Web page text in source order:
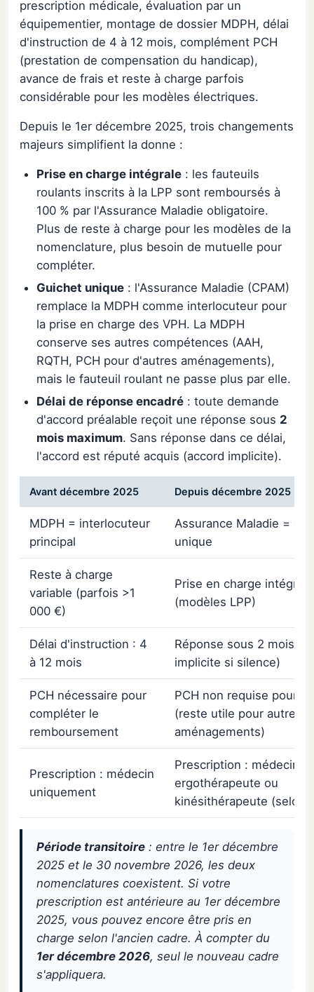
prescription médicale, évaluation par un
équipementier, montage de dossier MDPH, délai
d'instruction de 4 à 12 mois, complément PCH
(prestation de compensation du handicap),
avance de frais et reste à charge parfois
considérable pour les modèles électriques.
Depuis le 1er décembre 2025, trois changements
majeurs simplifient la donne :
Prise en charge intégrale : les fauteuils
roulants inscrits à la LPP sont remboursés à
100 % par l'Assurance Maladie obligatoire.
Plus de reste à charge pour les modèles de la
nomenclature, plus besoin de mutuelle pour
compléter.
Guichet unique : l'Assurance Maladie (CPAM)
remplace la MDPH comme interlocuteur pour
la prise en charge des VPH. La MDPH
conserve ses autres compétences (AAH,
RQTH, PCH pour d'autres aménagements),
mais le fauteuil roulant ne passe plus par elle.
Délai de réponse encadré : toute demande
d'accord préalable reçoit une réponse sous 2
mois maximum. Sans réponse dans ce délai,
l'accord est réputé acquis (accord implicite).
Avant décembre 2025 Depuis décembre 2025
MDPH = interlocuteur
principal
Assurance Maladie =
unique
Reste à charge
variable (parfois >1
000 €)
Prise en charge intégrale
(modèles LPP)
Délai d'instruction : 4
à 12 mois
Réponse sous 2 mois
implicite si silence)
PCH nécessaire pour
compléter le
remboursement
PCH non requise pour
(reste utile pour autres
aménagements)
Prescription : médecin
uniquement
Prescription : médecin,
ergothérapeute ou
kinésithérapeute (selon
Période transitoire : entre le 1er décembre
2025 et le 30 novembre 2026, les deux
nomenclatures coexistent. Si votre
prescription est antérieure au 1er décembre
2025, vous pouvez encore être pris en
charge selon l'ancien cadre. À compter du
1er décembre 2026, seul le nouveau cadre
s'appliquera.